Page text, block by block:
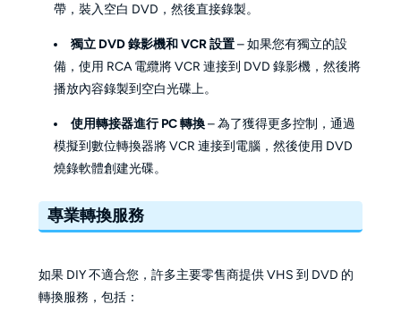
帶，裝入空白 DVD，然後直接錄製。
獨立 DVD 錄影機和 VCR 設置– 如果您有獨立的設
備，使用 RCA 電纜將 VCR 連接到 DVD 錄影機，然後將
播放內容錄製到空白光碟上。
使用轉接器進行 PC 轉換– 為了獲得更多控制，通過
模擬到數位轉換器將 VCR 連接到電腦，然後使用 DVD
燒錄軟體創建光碟。
專業轉換服務
如果 DIY 不適合您，許多主要零售商提供 VHS 到 DVD 的
轉換服務，包括：